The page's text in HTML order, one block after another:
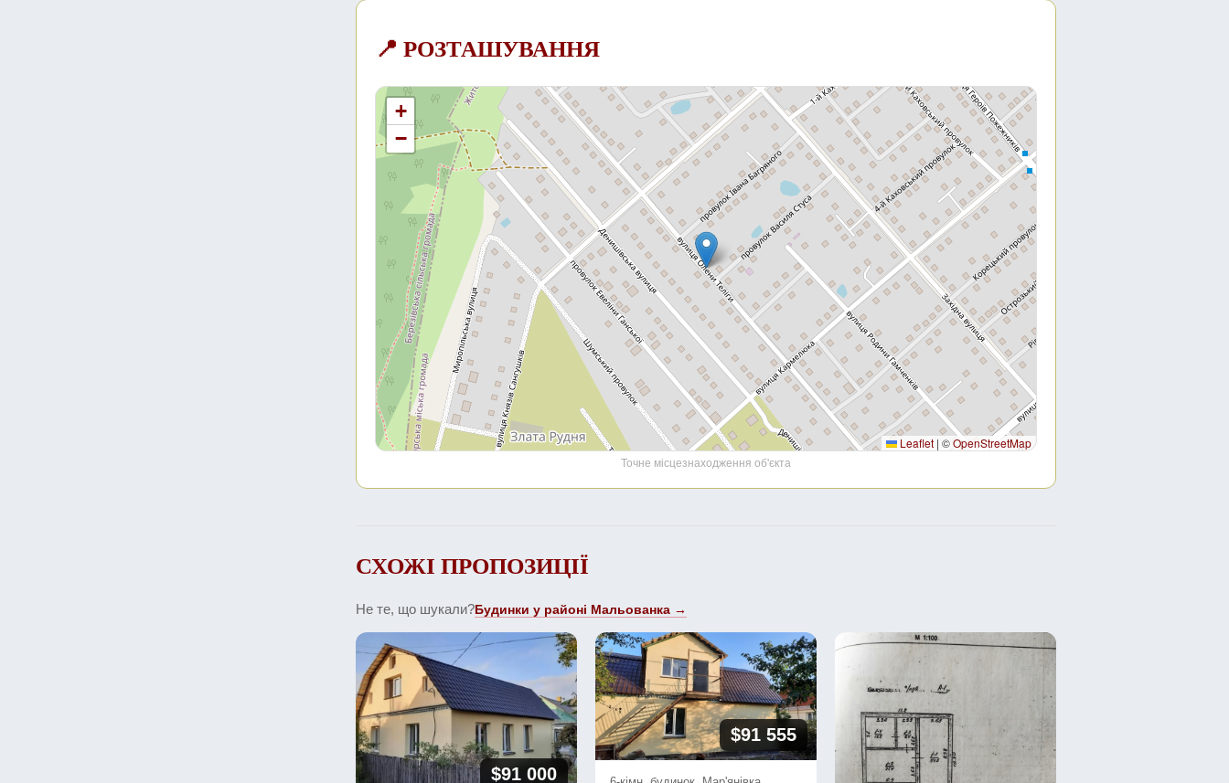
📍 РОЗТАШУВАННЯ
+
−
Leaflet | ©OpenStreetMap
Точне місцезнаходження об'єкта
СХОЖІ ПРОПОЗИЦІЇ
Не те, що шукали?Будинки у районі Мальованка →
$91 000
$91 555